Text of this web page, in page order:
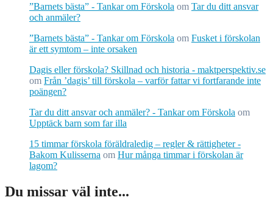
”Barnets bästa” - Tankar om Förskola om Tar du ditt ansvar
och anmäler?
”Barnets bästa” - Tankar om Förskola om Fusket i förskolan
är ett symtom – inte orsaken
Dagis eller förskola? Skillnad och historia - maktperspektiv.se
om Från ’dagis’ till förskola – varför fattar vi fortfarande inte
poängen?
Tar du ditt ansvar och anmäler? - Tankar om Förskola om
Upptäck barn som far illa
15 timmar förskola föräldraledig – regler & rättigheter -
Bakom Kulisserna om Hur många timmar i förskolan är
lagom?
Du missar väl inte...